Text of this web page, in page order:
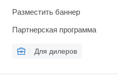
Разместить баннер
Партнерская программа
Для дилеров